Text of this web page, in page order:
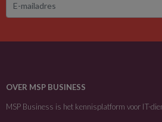
OVER MSP BUSINESS
MSP Business is het kennisplatform voor IT-